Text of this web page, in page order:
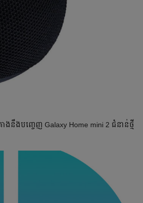
នឹងបញ្ចេញ Galaxy Home mini 2 ជំនាន់ថ្មី